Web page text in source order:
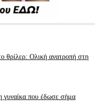
θρίλερ: Ολική ανατροπή στη
γυναίκα που έδωσε σήμα